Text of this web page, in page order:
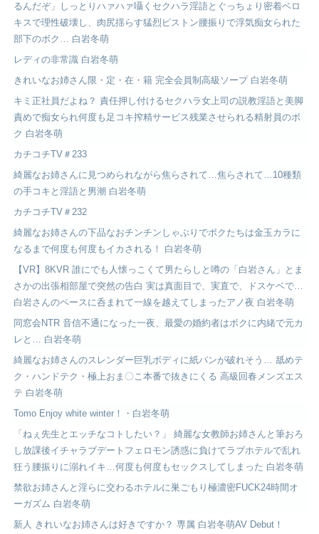
るんだぞ」しっとりハァハァ囁くセクハラ淫語とぐっちょり密着ベロ
キスで理性破壊し、肉尻揺らす猛烈ピストン腰振りで浮気痴女られた
部下のボク… 白岩冬萌
レディの非常識 白岩冬萌
きれいなお姉さん限・定・在・籍 完全会員制高級ソープ 白岩冬萌
キミ正社員だよね？ 責任押し付けるセクハラ女上司の説教淫語と美脚
責めで痴女られ何度も足コキ搾精サービス残業させられる精射員のボ
ク 白岩冬萌
カチコチTV＃233
綺麗なお姉さんに見つめられながら焦らされて…焦らされて…10種類
の手コキと淫語と男潮 白岩冬萌
カチコチTV＃232
綺麗なお姉さんの下品なおチンチンしゃぶりでボクたちは金玉カラに
なるまで何度も何度もイカされる！ 白岩冬萌
【VR】8KVR 誰にでも人懐っこくて男たらしと噂の「白岩さん」とま
さかの出張相部屋で突然の告白 実は真面目で、実直で、ドスケベで…
白岩さんのペースに呑まれて一線を越えてしまったアノ夜 白岩冬萌
同窓会NTR 音信不通になった一夜、最愛の婚約者はボクに内緒で元カ
レと… 白岩冬萌
綺麗なお姉さんのスレンダー巨乳ボディに紙パンが破れそう… 舐めテ
ク・ハンドテク・極上おま〇こ本番で抜きにくる 高級回春メンズエス
テ 白岩冬萌
Tomo Enjoy white winter！・白岩冬萌
「ねぇ先生とエッチなコトしたい？」 綺麗な女教師お姉さんと筆おろ
し放課後イチャラブデートフェロモン誘惑に負けてラブホテルで乱れ
狂う腰振りに溺れイキ…何度も何度もセックスしてしまった 白岩冬萌
禁欲お姉さんと淫らに交わるホテルに巣ごもり極濃密FUCK24時間オ
ーガズム 白岩冬萌
新人 きれいなお姉さんは好きですか？ 専属 白岩冬萌AV Debut！